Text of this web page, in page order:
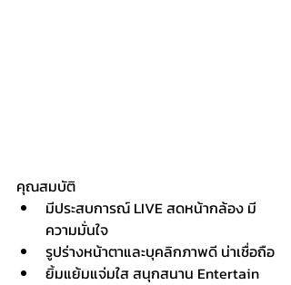
คุณสมบัติ
มีประสบการณ์ LIVE สดหน้ากล้อง มี
ความมั่นใจ
รูปร่างหน้าตาและบุคลิกภาพดี น่าเชื่อถือ
ยิ้มแย้มแจ่มใส สนุกสนาน Entertain